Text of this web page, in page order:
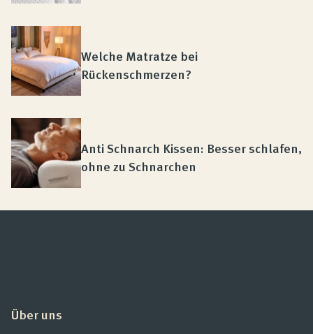
Welche Matratze bei
Rückenschmerzen?
Anti Schnarch Kissen: Besser schlafen,
ohne zu Schnarchen
Über uns